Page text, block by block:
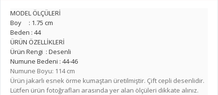
MODEL ÖLÇÜLERİ
Boy : 1.75 cm
Beden : 44
ÜRÜN ÖZELLİKLERİ
Ürün Rengi : Desenli
Numune Bedeni : 44-46
Numune Boyu: 114 cm
Ürün jakarlı esnek örme kumaştan üretilmiştir. Çift cepli desenlidir.
Lütfen ürün fotoğrafları arasında yer alan ölçüleri dikkate alınız.